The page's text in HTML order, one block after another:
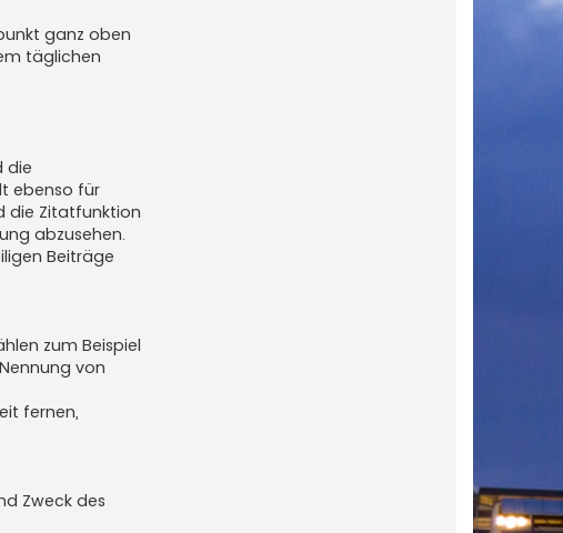
ganz oben
täglichen
die
ebenso für
die Zitatfunktion
abzusehen.
Beiträge
zum Beispiel
von
fernen,
Zweck des